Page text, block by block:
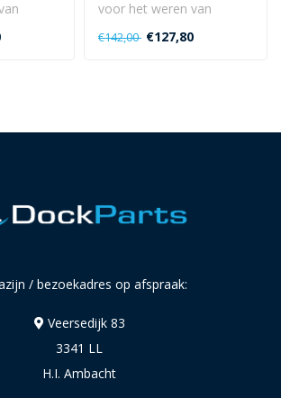
op uw
voor het weren van
eenden en ganzen op uw
aanlegsteiger en ..
€142,00 €127,80
/ bezoekadres op afspraak:
Veersedijk 83
3341 LL
H.I. Ambacht